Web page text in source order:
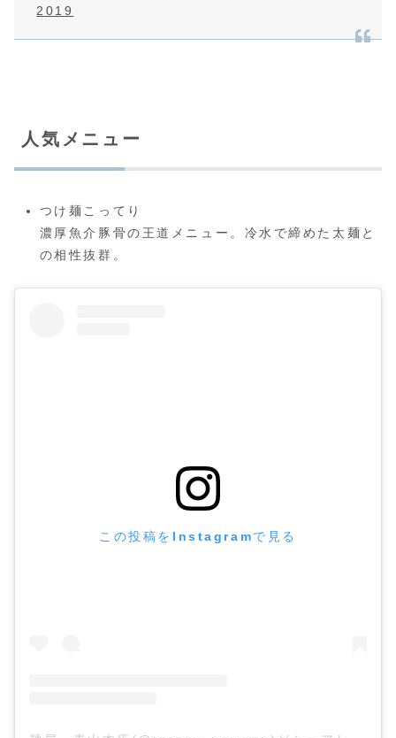
2019
人気メニュー
つけ麺こってり
濃厚魚介豚骨の王道メニュー。冷水で締めた太麺と
の相性抜群。
この投稿をInstagramで見る